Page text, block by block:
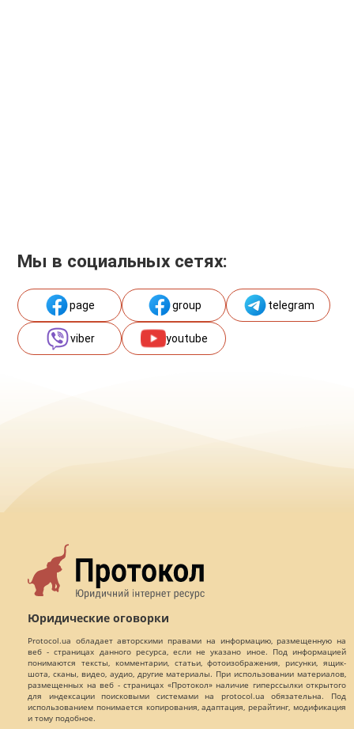
Мы в социальных сетях:
page group telegram
viber youtube
Юридические оговорки
Protocol.ua обладает авторскими правами на информацию, размещенную на
веб - страницах данного ресурса, если не указано иное. Под информацией
понимаются тексты, комментарии, статьи, фотоизображения, рисунки, ящик-
шота, сканы, видео, аудио, другие материалы. При использовании материалов,
размещенных на веб - страницах «Протокол» наличие гиперссылки открытого
для индексации поисковыми системами на protocol.ua обязательна. Под
использованием понимается копирования, адаптация, рерайтинг, модификация
и тому подобное.